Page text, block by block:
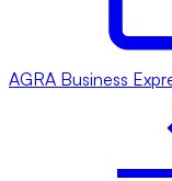
AGRA Business